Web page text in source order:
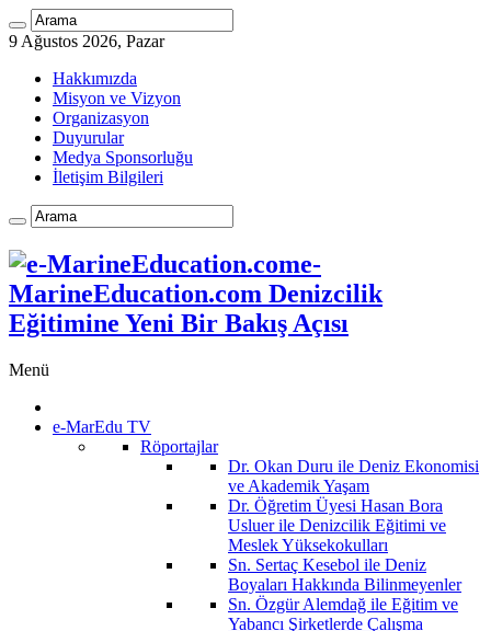
9 Ağustos 2026, Pazar
Hakkımızda
Misyon ve Vizyon
Organizasyon
Duyurular
Medya Sponsorluğu
İletişim Bilgileri
e-
MarineEducation.com Denizcilik
Eğitimine Yeni Bir Bakış Açısı
Menü
e-MarEdu TV
Röportajlar
Dr. Okan Duru ile Deniz Ekonomisi
ve Akademik Yaşam
Dr. Öğretim Üyesi Hasan Bora
Usluer ile Denizcilik Eğitimi ve
Meslek Yüksekokulları
Sn. Sertaç Kesebol ile Deniz
Boyaları Hakkında Bilinmeyenler
Sn. Özgür Alemdağ ile Eğitim ve
Yabancı Şirketlerde Çalışma